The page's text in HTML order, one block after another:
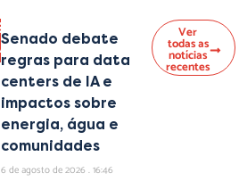
Senado debate
regras para data
centers de IA e
impactos sobre
energia, água e
comunidades
6 de agosto de 2026 16:46
Ver
todas as
notícias
recentes